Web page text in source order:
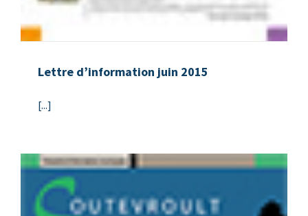
Lettre d’information juin 2015
[...]